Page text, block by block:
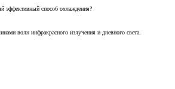
эффективный способ охлаждения?
волн инфракрасного излучения и дневного света.